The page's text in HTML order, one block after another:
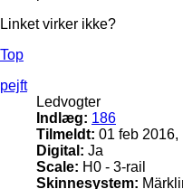
Linket virker ikke?
Top
pejft
Ledvogter
Indlæg: 186
Tilmeldt: 01 feb 2016,
Digital: Ja
Scale: H0 - 3-rail
Skinnesystem: